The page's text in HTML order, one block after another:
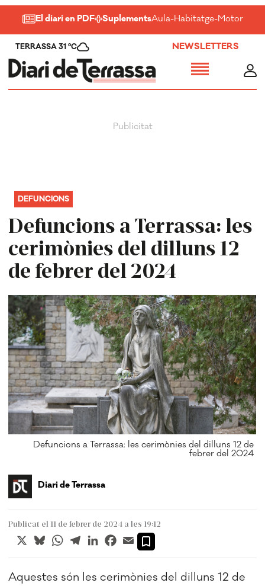
El diari en PDF SuplementsAula-Habitatge-Motor-
TERRASSA 31 ºC NEWSLETTERS
Defuncions a Terrassa: les
cerimònies del dilluns 12
de febrer del 2024
DEFUNCIONS
Defuncions a Terrassa: les cerimònies del dilluns 12 de
febrer del 2024
Diari de Terrassa
Publicat el 11 de febrer de 2024 a les 19:12
X BlueskyWhatsApp
TelegramLinkedInFacebook
Email
Aquestes són les cerimònies del dilluns 12 de